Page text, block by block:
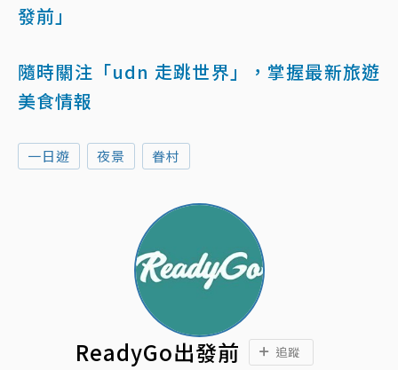
發前」
隨時關注「udn 走跳世界」，掌握最新旅遊
美食情報
一日遊 夜景 眷村
ReadyGo出發前 追蹤